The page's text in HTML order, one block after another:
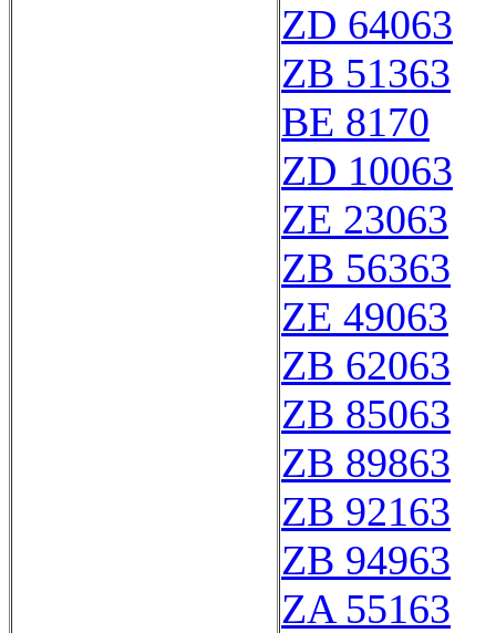
ZD 64063
ZB 51363
BE 8170
ZD 10063
ZE 23063
ZB 56363
ZE 49063
ZB 62063
ZB 85063
ZB 89863
ZB 92163
ZB 94963
ZA 55163